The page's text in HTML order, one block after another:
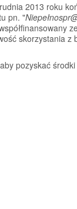
2013 roku
pn. "
skorzystania
pozyskać